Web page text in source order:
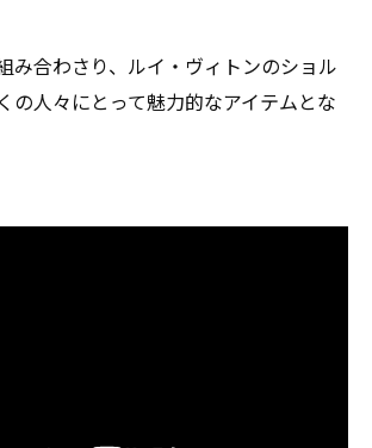
み合わさり、ルイ・ヴィトンのショル
の人々にとって魅力的なアイテムとな